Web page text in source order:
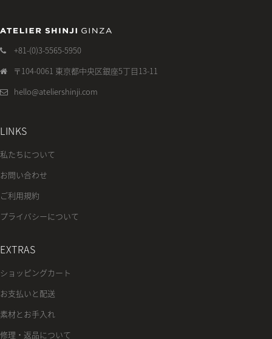
+81-(0)3-5565-5950
〒104-0061 東京都中央区銀座5丁目13-11
hello@ateliershinji.com
LINKS
私たちについて
お問い合わせ
ご利用規約
プライバシーについて
EXTRAS
ショッピングカート
お支払いと配送
素材とお手入れ
修理・返品について